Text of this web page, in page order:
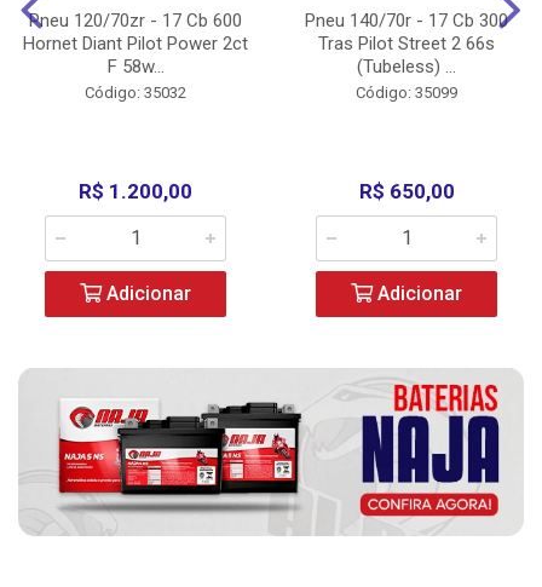
Pneu 120/70zr - 17 Cb 600
Hornet Diant Pilot Power 2ct
F 58w...
Código: 35032
R$ 1.200,00
Adicionar
Pneu 140/70r - 17 Cb 300
Tras Pilot Street 2 66s
(Tubeless) ...
Código: 35099
R$ 650,00
Adicionar